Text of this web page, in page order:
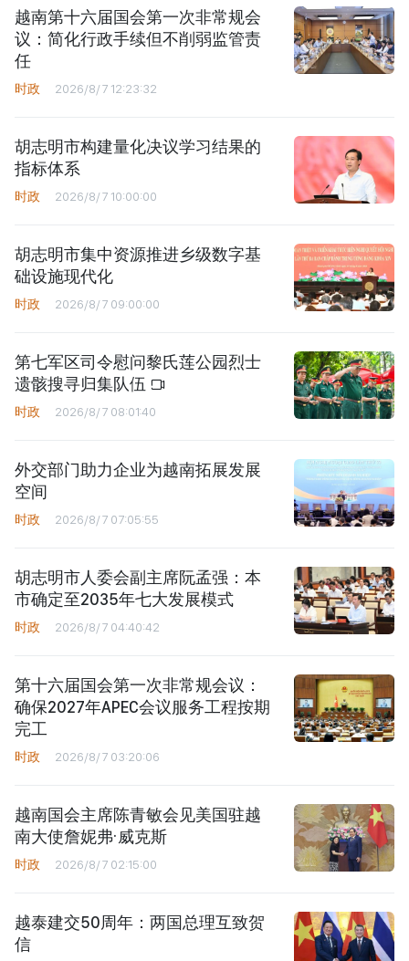
越南第十六届国会第一次非常规会
议：简化行政手续但不削弱监管责
任
时政 2026/8/7 12:23:32
胡志明市构建量化决议学习结果的
指标体系
时政 2026/8/7 10:00:00
胡志明市集中资源推进乡级数字基
础设施现代化
时政 2026/8/7 09:00:00
第七军区司令慰问黎氏莲公园烈士
遗骸搜寻归集队伍
时政 2026/8/7 08:01:40
外交部门助力企业为越南拓展发展
空间
时政 2026/8/7 07:05:55
胡志明市人委会副主席阮孟强：本
市确定至2035年七大发展模式
时政 2026/8/7 04:40:42
第十六届国会第一次非常规会议：
确保2027年APEC会议服务工程按期
完工
时政 2026/8/7 03:20:06
越南国会主席陈青敏会见美国驻越
南大使詹妮弗·威克斯
时政 2026/8/7 02:15:00
越泰建交50周年：两国总理互致贺
信